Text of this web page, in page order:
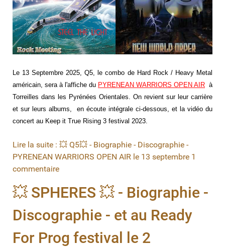
Le 13 Septembre 2025, Q5, le combo de Hard Rock / Heavy Metal
américain , sera à l'affiche du PYRENEAN WARRIORS OPEN AIR à
Torreilles dans les Pyrénées Orientales. On revient sur leur carrière
et sur leurs albums, en écoute intégrale ci-dessous, et la vidéo du
concert au Keep it True Rising 3 festival 2023.
Lire la suite : 💥 Q5💥 - Biographie - Discographie -
PYRENEAN WARRIORS OPEN AIR le 13 septembre 1
commentaire
💥 SPHERES 💥 - Biographie -
Discographie - et au Ready
For Prog festival le 2